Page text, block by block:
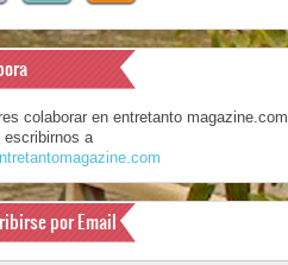
colaborar en entretanto magazine.com
escribirnos a
por Email